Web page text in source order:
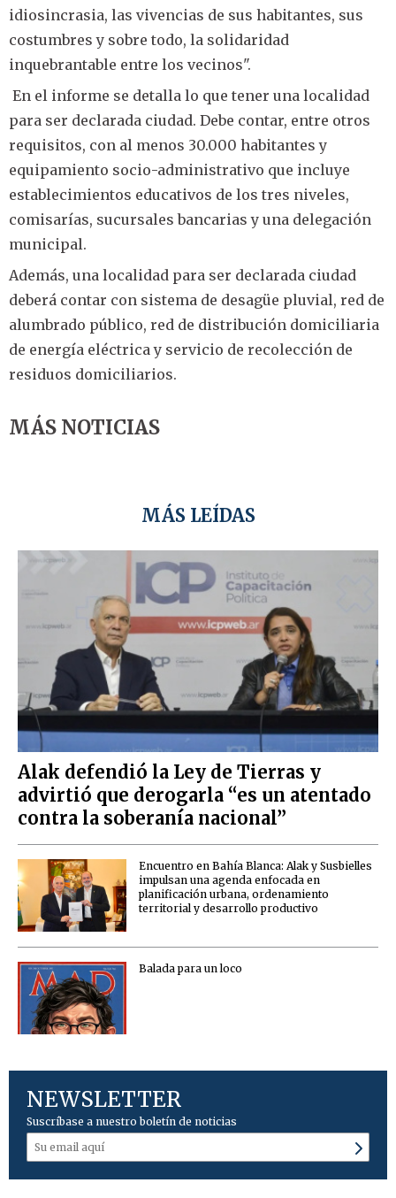
idiosincrasia, las vivencias de sus habitantes, sus
costumbres y sobre todo, la solidaridad
inquebrantable entre los vecinos".
En el informe se detalla lo que tener una localidad
para ser declarada ciudad. Debe contar, entre otros
requisitos, con al menos 30.000 habitantes y
equipamiento socio-administrativo que incluye
establecimientos educativos de los tres niveles,
comisarías, sucursales bancarias y una delegación
municipal.
Además, una localidad para ser declarada ciudad
deberá contar con sistema de desagüe pluvial, red de
alumbrado público, red de distribución domiciliaria
de energía eléctrica y servicio de recolección de
residuos domiciliarios.
MÁS NOTICIAS
MÁS LEÍDAS
Alak defendió la Ley de Tierras y
advirtió que derogarla “es un atentado
contra la soberanía nacional”
Encuentro en Bahía Blanca: Alak y Susbielles
impulsan una agenda enfocada en
planificación urbana, ordenamiento
territorial y desarrollo productivo
Balada para un loco
NEWSLETTER
Suscríbase a nuestro boletín de noticias